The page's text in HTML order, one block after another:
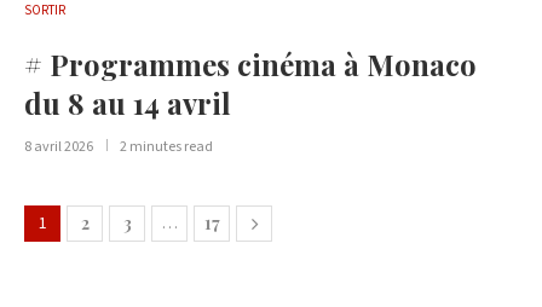
SORTIR
# Programmes cinéma à Monaco
du 8 au 14 avril
8 avril 2026 2 minutes read
1 2 3 … 17